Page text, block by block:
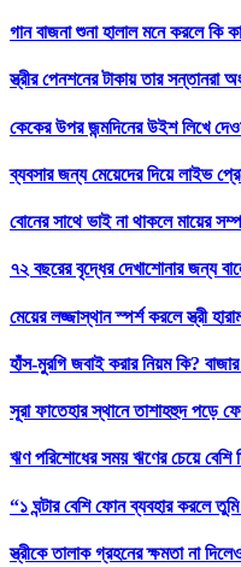
গান বাজনা শুনা হালাল মনে করলে কি
স্ত্রীর পেনশনের টাকায় তার সন্তানরা
কেকের উপর জন্মদিনের উইশ লিখে
ব্যবসার জন্য মেয়েদের দিয়ে লাইভ
বোনের সাথে ভাই না থাকলে মায়ের
৭২ বছরের বৃদ্ধের দেখাশোনার জন্য
মেয়ের লজ্জাস্থান স্পর্শ করলে স্ত্রী
হাঁস-মুরগি জবাই করার নিয়ম কি?
সূরা ফাতেহার স্থানে তাশাহহুদ পড়ে
ঋণ পরিশোধের সময় ঋণের চেয়ে বেশি
“১ ঘন্টার বেশি ফোন ব্যবহার করলে
স্ত্রীকে তালাক গ্রহনের ক্ষমতা না